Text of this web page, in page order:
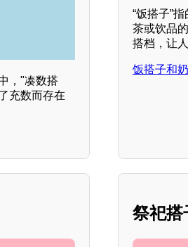
，"凑数搭
充数而存在
“饭搭子”
茶或饮品
搭档，让
饭搭子和
祭祀搭